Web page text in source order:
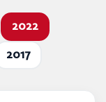
2022
2017